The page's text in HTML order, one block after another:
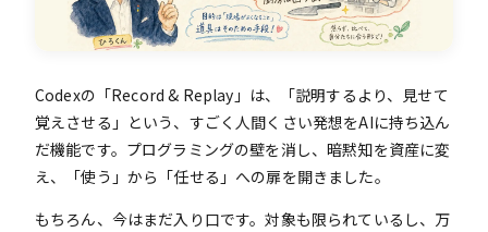
Codexの「Record & Replay」は、「説明するより、見せて
覚えさせる」という、すごく人間くさい発想をAIに持ち込ん
だ機能です。プログラミングの壁を消し、暗黙知を資産に変
え、「使う」から「任せる」への扉を開きました。
もちろん、今はまだ入り口です。対象も限られているし、万